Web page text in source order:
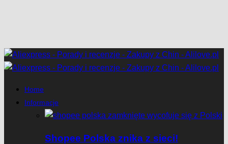
Home
Informacje
Shopee Polska znika z sieci!